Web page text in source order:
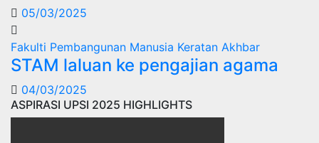
05/03/2025
Fakulti Pembangunan Manusia Keratan Akhbar
STAM laluan ke pengajian agama
04/03/2025
ASPIRASI UPSI 2025 HIGHLIGHTS